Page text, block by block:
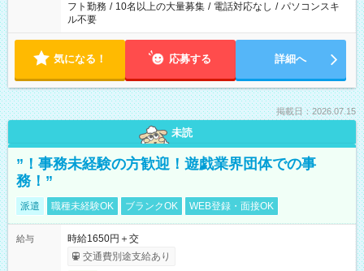
フト勤務 / 10名以上の大量募集 / 電話対応なし / パソコンスキ
ル不要
気になる！ 応募する 詳細へ
掲載日：2026.07.15
未読
”！事務未経験の方歓迎！遊戯業界団体での事
務！”
派遣 職種未経験OK ブランクOK WEB登録・面接OK
給与
時給1650円＋交
交通費別途支給あり